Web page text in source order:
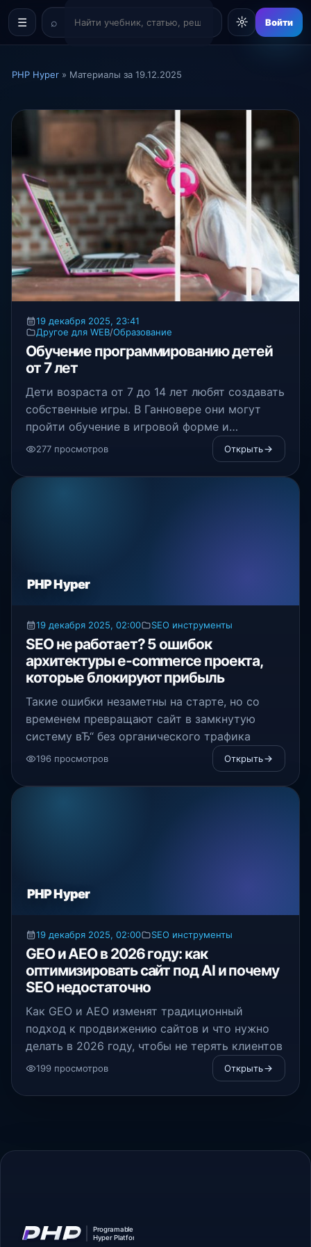
☰ ☼ Войти
PHP Hyper » Материалы за 19.12.2025
19 декабря 2025, 23:41
Другое для WEB/Образование
Обучение программированию детей
от 7 лет
Дети возраста от 7 до 14 лет любят создавать
собственные игры. В Ганновере они могут
пройти обучение в игровой форме и
научиться программированию
277 просмотров Открыть
PHP Hyper
19 декабря 2025, 02:00 SEO инструменты
SEO не работает? 5 ошибок
архитектуры e-commerce проекта,
которые блокируют прибыль
Такие ошибки незаметны на старте, но со
временем превращают сайт в замкнутую
систему вЂ“ без органического трафика
196 просмотров Открыть
PHP Hyper
19 декабря 2025, 02:00 SEO инструменты
GEO и AEO в 2026 году: как
оптимизировать сайт под AI и почему
SEO недостаточно
Как GEO и AEO изменят традиционный
подход к продвижению сайтов и что нужно
делать в 2026 году, чтобы не терять клиентов
199 просмотров Открыть